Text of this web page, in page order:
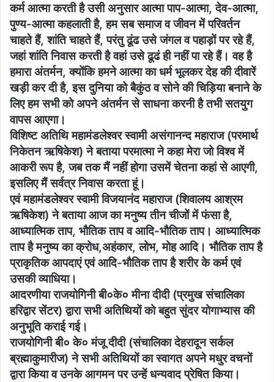
कर्म आत्मा करती है उसी अनुसार आत्मा पाप-आत्मा, देव-आत्मा,
पुण्य-आत्मा कहलाती है, हम सब समाज व जीवन में परिवर्तन
चाहते हैं, शांति चाहते हैं, परंतु ढूंढ उसे जंगल व पहाड़ों पर रहे हैं,
जहां शांति निवास करती है वहां उसे ढूढं ही नहीं पा रहे हैं। वह है
हमारा अंतर्मन, क्योंकि हमने आत्मा का धर्म भूलकर देह की दीवारें
खड़ी कर दी है, इस दुनिया को बैकुंठ व सोने की चिड़िया बनाने के
लिए हम सभी को अपने अंतर्मन से साधना करनी है तभी सतयुग
वापस आएगा।
विशिष्ट अतिथि महामंडलेश्वर स्वामी असंगानन्द महाराज (परमार्थ
निकेतन ऋषिकेश) ने बताया परमात्मा ने कहा मेरा जो विश्व में
आकरी रूप है, जब तक मैं नहीं होगा उसमें चेतना कहां से आएगी,
इसलिए मैं सर्वत्र निवास करता हूं।
एवं महामंडलेश्वर स्वामी विजयानंद महाराज (शिवालय आश्रम
ऋषिकेश) ने बताया आज का मनुष्य तीन चीजों में फंसा है,
आध्यात्मिक ताप, भौतिक ताप व आदि-भौतिक ताप। आध्यात्मिक
ताप है मनुष्य का क्रोध,अहंकार, लोभ, मोह आदि। भौतिक ताप है
प्राकृतिक आपदाएं एवं आदि-भौतिक ताप है शरीर के कर्म एवं
उसकी व्याधिया।
आदरणीया राजयोगिनी बी०के० मीना दीदी (प्रमुख संचालिका
हरिद्वार सेंटर) द्वारा सभी अतिथियों को बहुत सुंदर योगाभ्यास की
अनुभूति कराई गई।
राजयोगिनी बी० के० मंजू दीदी (संचालिका देहरादून सर्कल
ब्रह्माकुमारीज) ने सभी अतिथियों का स्वागत अपने मधुर वचनों
द्वारा किया व उनके आगमन पर उन्हें धन्यवाद प्रेषित किया।